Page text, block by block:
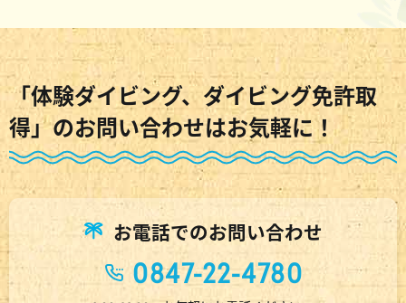
「体験ダイビング、ダイビング免許取
得」のお問い合わせはお気軽に！
お電話でのお問い合わせ
0847-22-4780